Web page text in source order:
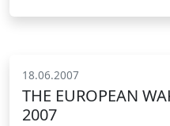
18.06.2007
THE EUROPEAN
2007